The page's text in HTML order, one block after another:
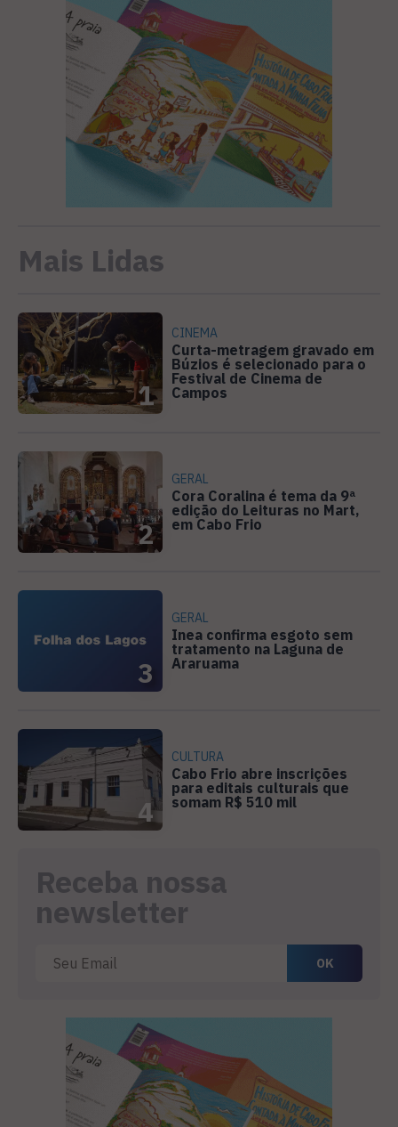
Mais Lidas
1
CINEMA
Curta-metragem gravado em
Búzios é selecionado para o
Festival de Cinema de
Campos
2
GERAL
Cora Coralina é tema da 9ª
edição do Leituras no Mart,
em Cabo Frio
3
GERAL
Inea confirma esgoto sem
tratamento na Laguna de
Araruama
4
CULTURA
Cabo Frio abre inscrições
para editais culturais que
somam R$ 510 mil
Receba nossa
newsletter